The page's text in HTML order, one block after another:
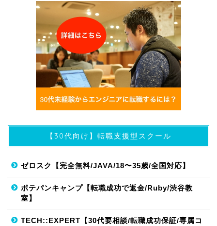
【30代向け】転職支援型スクール
ゼロスク【完全無料/JAVA/18〜35歳/全国対応】
ポテパンキャンプ【転職成功で返金/Ruby/渋谷教
室】
TECH::EXPERT【30代要相談/転職成功保証/専属コ